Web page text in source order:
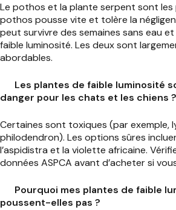
Le pothos et la plante serpent sont les
pothos pousse vite et tolère la
peut survivre des semaines sans eau
faible luminosité. Les deux sont
abordables.
Les plantes de faible luminosité
danger pour les chats et les chiens ?
Certaines sont toxiques (par exemple,
philodendron). Les options sûres
l’aspidistra et la violette africaine.
données ASPCA avant d’acheter si
Pourquoi mes plantes de faible
poussent-elles pas ?